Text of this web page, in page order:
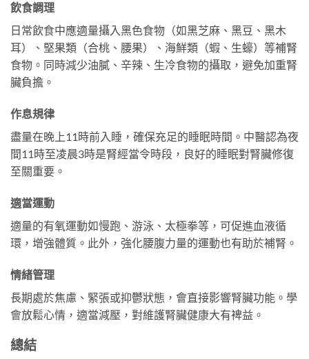
飲食調理
日常飲食中應適量攝入黑色食物（如黑芝麻、黑豆、黑木
耳）、堅果類（合桃、腰果）、海鮮類（蝦、生蠔）等補腎
食物。同時減少油膩、辛辣、生冷食物的攝取，避免加重腎
臟負擔。
作息規律
盡量在晚上11時前入睡，確保充足的睡眠時間。中醫認為夜
間11時至凌晨3時是腎經當令時段，良好的睡眠對腎臟修復
至關重要。
適當運動
適量的有氧運動如慢跑、游泳、太極拳等，可促進血液循
環，增強體質。此外，強化腰腹力量的運動也有助於補腎。
情緒管理
長期處於焦慮、緊張或抑鬱狀態，會直接影響腎臟功能。學
會放鬆心情，適當減壓，對維護腎臟健康大有裨益。
總結